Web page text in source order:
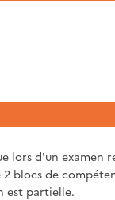
d'un examen
blocs de
est partielle.